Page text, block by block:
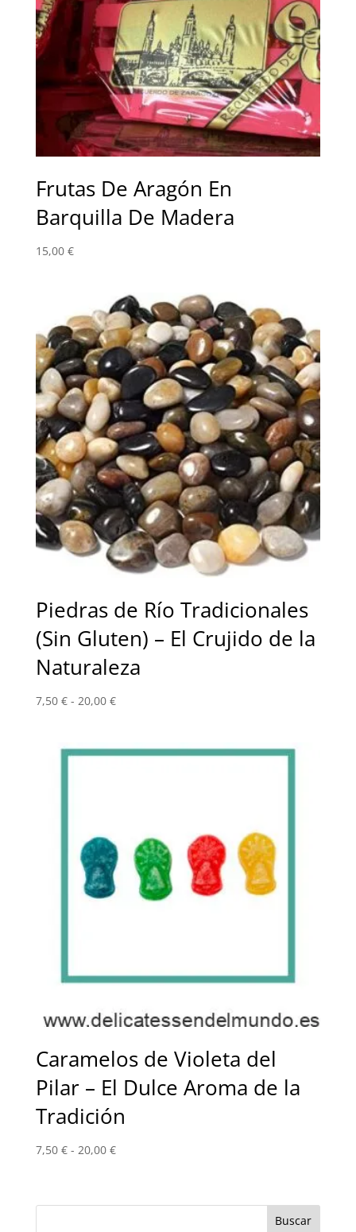
Frutas De Aragón En
Barquilla De Madera
15,00 €
Piedras de Río Tradicionales
(Sin Gluten) – El Crujido de la
Naturaleza
7,50 € - 20,00 €Rango
desde
Caramelos de Violeta del
Pilar – El Dulce Aroma de la
Tradición
7,50 € - 20,00 €Rango
desde